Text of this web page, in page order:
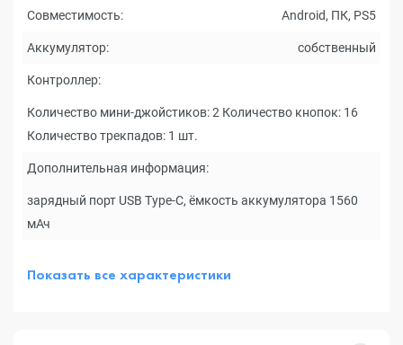
Совместимость: Android, ПК, PS5
Аккумулятор: собственный
Контроллер:
Количество мини-джойстиков: 2 Количество кнопок: 16
Количество трекпадов: 1 шт.
Дополнительная информация:
зарядный порт USB Type-C, ёмкость аккумулятора 1560
мАч
Показать все характеристики